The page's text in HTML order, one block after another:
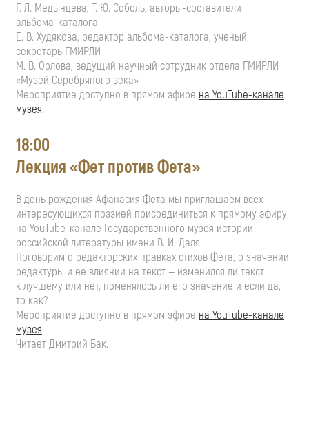
Г. Л. Медынцева, Т. Ю. Соболь, авторы-составители
альбома-каталога
Е. В. Худякова, редактор альбома-каталога, ученый
секретарь ГМИРЛИ
М. В. Орлова, ведущий научный сотрудник отдела ГМИРЛИ
«Музей Серебряного века»
Мероприятие доступно в прямом эфире на YouTube-канале
музея.
18:00
Лекция «Фет против Фета»
В день рождения Афанасия Фета мы приглашаем всех
интересующихся поэзией присоединиться к прямому эфиру
на YouTube-канале Государственного музея истории
российской литературы имени В. И. Даля.
Поговорим о редакторских правках стихов Фета, о значении
редактуры и ее влиянии на текст — изменился ли текст
к лучшему или нет, поменялось ли его значение и если да,
то как?
Мероприятие доступно в прямом эфире на YouTube-канале
музея.
Читает Дмитрий Бак.